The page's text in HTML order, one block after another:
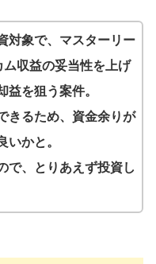
対象で、マスターリー
収益の妥当性を上げ
益を狙う案件。
きるため、資金余りが
いかと。
で、とりあえず投資し